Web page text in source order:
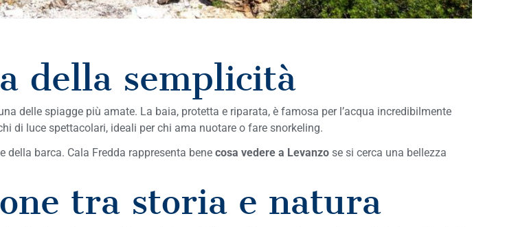
della semplicità
delle spiagge più amate. La baia, protetta e riparata, è famosa per l’acqua incredibilmente
di luce spettacolari, ideali per chi ama nuotare o fare snorkeling.
della barca. Cala Fredda rappresenta bene cosa vedere a Levanzo se si cerca una bellezza
tra storia e natura